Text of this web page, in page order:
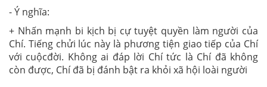
- Ý nghĩa:
+ Nhấn mạnh bi kịch bị cự tuyệt quyền làm người của
Chí. Tiếng chửi lúc này là phương tiện giao tiếp của Chí
với cuộcđời. Không ai đáp lời Chí tức là Chí đã không
còn được, Chí đã bị đánh bật ra khỏi xã hội loài người